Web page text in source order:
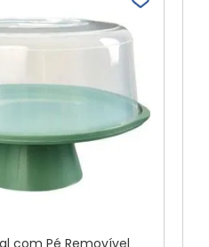
com Pé Removível